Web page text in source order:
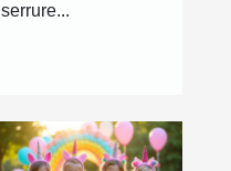
serrure...